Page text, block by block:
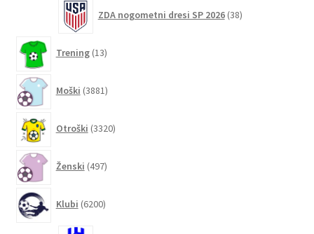
ZDA nogometni dresi SP 2026 38izdelkov
Trening 13izdelkov
Moški 3881izdelkov
Otroški 3320izdelkov
Ženski 497izdelkov
Klubi 6200izdelkov